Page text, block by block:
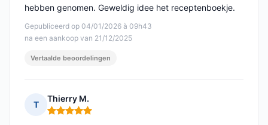
Gepubliceerd op 04/01/2026 à 09h43
na een aankoop van 21/12/2025
hebben genomen. Geweldig idee het receptenboekje.
Vertaalde beoordelingen
T
Thierry M.
Opmerking: 5 van 5